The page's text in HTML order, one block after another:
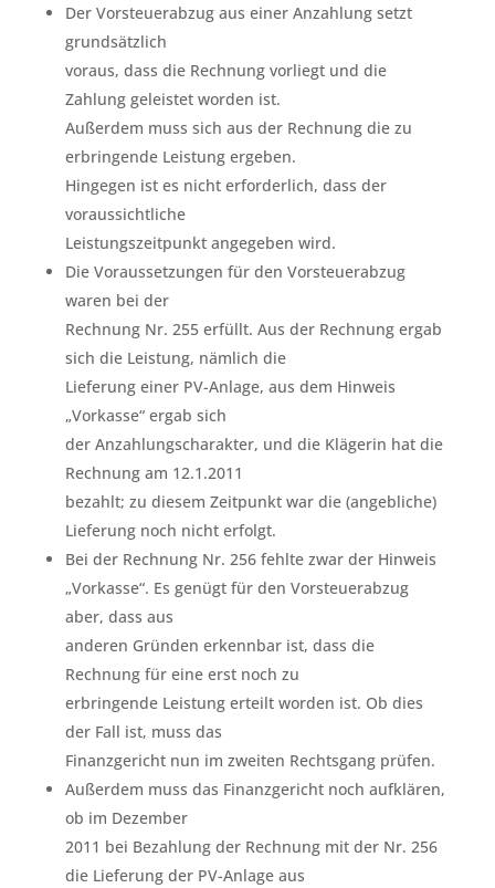
Der Vorsteuerabzug aus einer Anzahlung setzt
grundsätzlich
voraus, dass die Rechnung vorliegt und die
Zahlung geleistet worden ist.
Außerdem muss sich aus der Rechnung die zu
erbringende Leistung ergeben.
Hingegen ist es nicht erforderlich, dass der
voraussichtliche
Leistungszeitpunkt angegeben wird.
Die Voraussetzungen für den Vorsteuerabzug
waren bei der
Rechnung Nr. 255 erfüllt. Aus der Rechnung ergab
sich die Leistung, nämlich die
Lieferung einer PV-Anlage, aus dem Hinweis
„Vorkasse“ ergab sich
der Anzahlungscharakter, und die Klägerin hat die
Rechnung am 12.1.2011
bezahlt; zu diesem Zeitpunkt war die (angebliche)
Lieferung noch nicht erfolgt.
Bei der Rechnung Nr. 256 fehlte zwar der Hinweis
„Vorkasse“. Es genügt für den Vorsteuerabzug
aber, dass aus
anderen Gründen erkennbar ist, dass die
Rechnung für eine erst noch zu
erbringende Leistung erteilt worden ist. Ob dies
der Fall ist, muss das
Finanzgericht nun im zweiten Rechtsgang prüfen.
Außerdem muss das Finanzgericht noch aufklären,
ob im Dezember
2011 bei Bezahlung der Rechnung mit der Nr. 256
die Lieferung der PV-Anlage aus